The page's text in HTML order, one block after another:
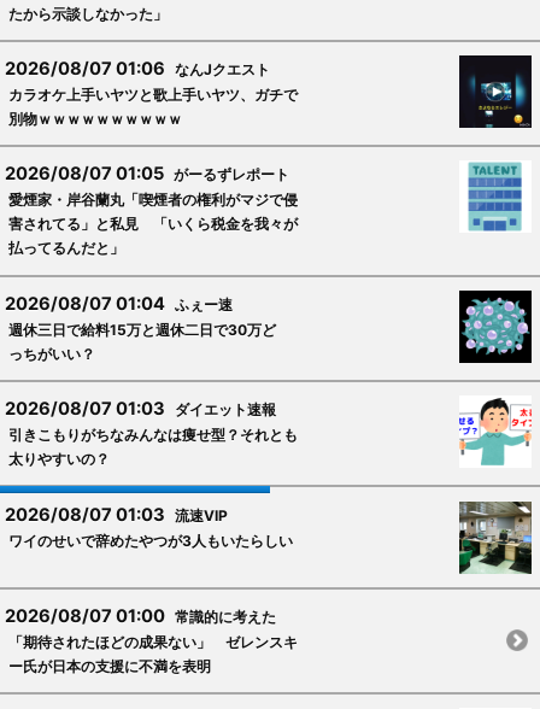
たから示談しなかった」
2026/08/07 01:06なんJクエスト
カラオケ上手いヤツと歌上手いヤツ、ガチで
別物ｗｗｗｗｗｗｗｗｗｗ
2026/08/07 01:05がーるずレポート
愛煙家・岸谷蘭丸「喫煙者の権利がマジで侵
害されてる」と私見 「いくら税金を我々が
払ってるんだと」
2026/08/07 01:04ふぇー速
週休三日で給料15万と週休二日で30万ど
っちがいい？
2026/08/07 01:03ダイエット速報
引きこもりがちなみんなは痩せ型？それとも
太りやすいの？
2026/08/07 01:03流速VIP
ワイのせいで辞めたやつが3人もいたらしい
2026/08/07 01:00常識的に考えた
「期待されたほどの成果ない」 ゼレンスキ
ー氏が日本の支援に不満を表明